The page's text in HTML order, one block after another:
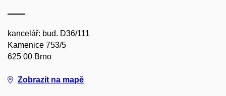
kancelář: bud. D36/111
Kamenice 753/5
625 00 Brno
Zobrazit na mapě